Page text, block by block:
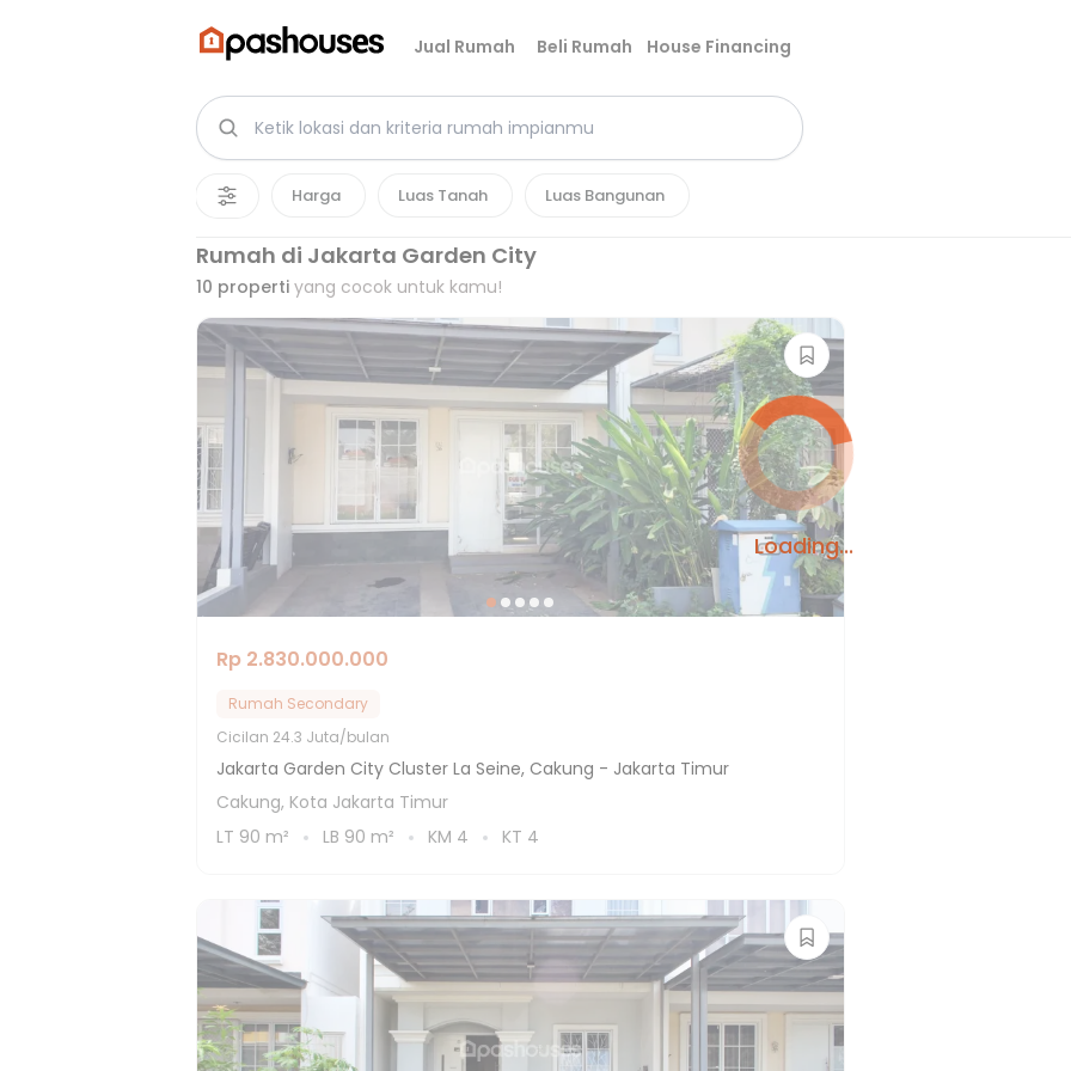
Jual Rumah Beli Rumah House Financing
Harga Luas Tanah Luas Bangunan
Loading...
Rumah di Jakarta Garden City
10 properti yang cocok untuk kamu!
Rp 2.830.000.000
Rumah Secondary
Cicilan 24.3 Juta/bulan
Jakarta Garden City Cluster La Seine, Cakung - Jakarta Timur
Cakung, Kota Jakarta Timur
LT 90 m² LB 90 m² KM 4 KT 4